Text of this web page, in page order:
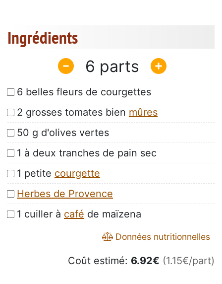
Ingrédients
6
6 belles fleurs de courgettes
2 grosses tomates bien mûres
50 g d'olives vertes
1 à deux tranches de pain sec
1 petite courgette
Herbes de Provence
1 cuiller à café de maïzena
Données nutritionnelles
Coût estimé: 6.92€ (1.15€/part)